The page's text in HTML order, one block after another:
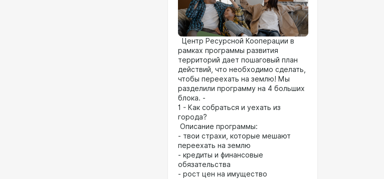
Центр Ресурсной Кооперации в
рамках программы развития
территорий дает пошаговый план
действий, что необходимо сделать,
чтобы переехать на землю! Мы
разделили программу на 4 больших
блока. -
1 - Как собраться и уехать из
города?
Описание программы:
- твои страхи, которые мешают
переехать на землю
- кредиты и финансовые
обязательства
- рост цен на имущество